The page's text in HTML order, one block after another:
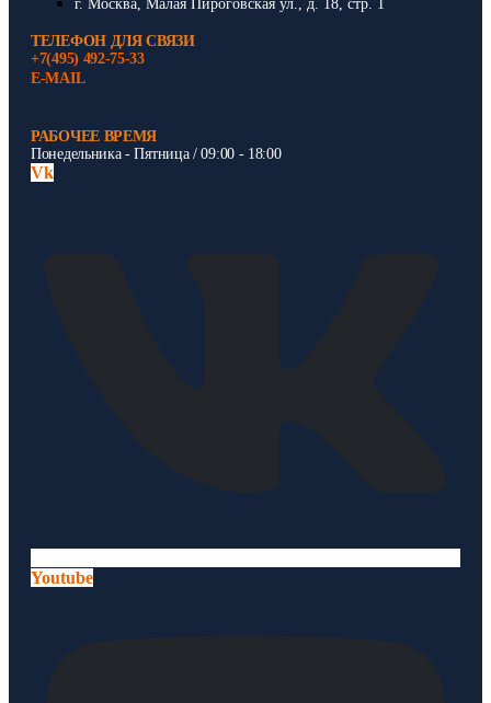
г. Москва, Малая Пироговская ул., д. 18, стр. 1
ТЕЛЕФОН ДЛЯ СВЯЗИ
+7(495) 492-75-33
E-MAIL
РАБОЧЕЕ ВРЕМЯ
Понедельника - Пятница / 09:00 - 18:00
Vk
Youtube